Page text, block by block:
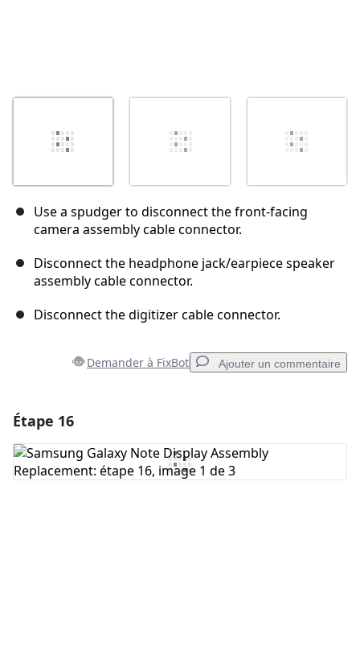
Use a spudger to disconnect the front-facing
camera assembly cable connector.
Disconnect the headphone jack/earpiece speaker
assembly cable connector.
Disconnect the digitizer cable connector.
Demander à FixBot Ajouter un commentaire
Ajouter un commentaire
Étape 16